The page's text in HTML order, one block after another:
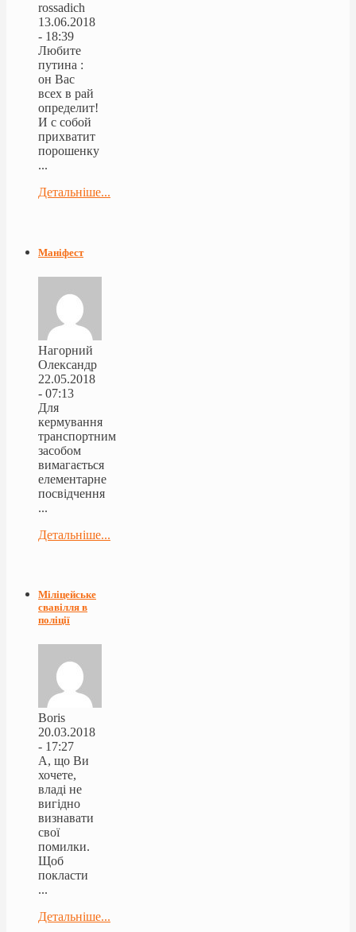
rossadich
13.06.2018
- 18:39
Любите
путина :
он Вас
всех в рай
определит!
И с собой
прихватит
порошенку
...
Детальніше...
Маніфест
Нагорний
Олександр
22.05.2018
- 07:13
Для
кермування
транспортним
засобом
вимагається
елементарне
посвідчення
...
Детальніше...
Міліцейське
свавілля в
поліції
Boris
20.03.2018
- 17:27
А, що Ви
хочете,
владі не
вигідно
визнавати
свої
помилки.
Щоб
покласти
...
Детальніше...